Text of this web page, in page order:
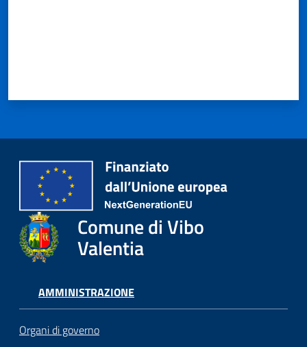
Comune di Vibo
Valentia
AMMINISTRAZIONE
Organi di governo